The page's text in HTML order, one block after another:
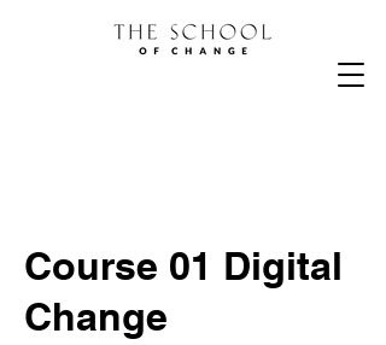
Course 01 Digital
Change